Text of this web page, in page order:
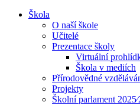
Škola
O naší škole
Učitelé
Prezentace školy
Virtuální
Škola v mediích
Přírodovědné
Projekty
Školní parlament